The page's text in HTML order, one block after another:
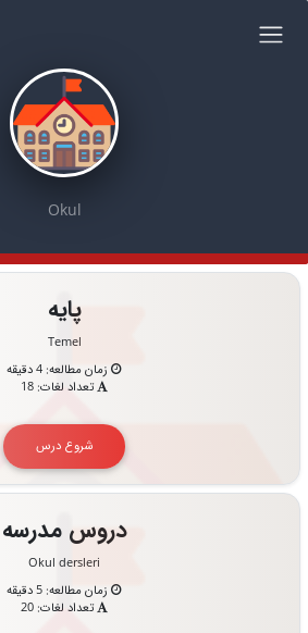
Okul
پایه
Temel
زمان مطالعه: 4 دقیقه
تعداد لغات: 18
شروع درس
دروس مدرسه
Okul dersleri
زمان مطالعه: 5 دقیقه
تعداد لغات: 20